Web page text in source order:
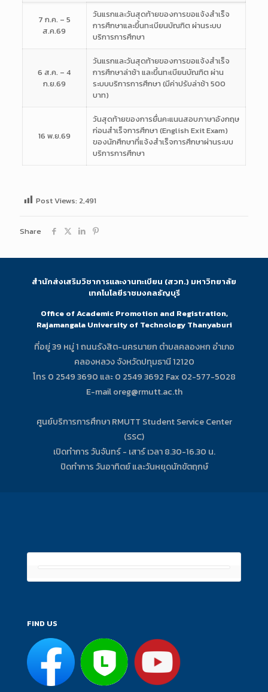
7 ก.ค. – 5
ส.ค.69
วันแรกและวันสุดท้ายของการขอแจ้งสำเร็จ
การศึกษาและขึ้นทะเบียนบัณฑิต ผ่านระบบ
บริการการศึกษา
6 ส.ค. – 4
ก.ย.69
วันแรกและวันสุดท้ายของการขอแจ้งสำเร็จ
การศึกษาล่าช้า และขึ้นทะเบียนบัณฑิต ผ่าน
ระบบบริการการศึกษา (มีค่าปรับล่าช้า 500
บาท)
16 พ.ย.69
วันสุดท้ายของการยื่นคะแนนสอบภาษาอังกฤษ
ก่อนสำเร็จการศึกษา (English Exit Exam)
ของนักศึกษาที่แจ้งสำเร็จการศึกษาผ่านระบบ
บริการการศึกษา
Post Views: 2,491
Share
สำนักส่งเสริมวิชาการและงานทะเบียน (สวท.) มหาวิทยาลัย
เทคโนโลยีราชมงคลธัญบุรี
Office of Academic Promotion and Registration,
Rajamangala University of Technology Thanyaburi
ที่อยู่ 39 หมู่ 1 ถนนรังสิต-นครนายก ตำบลคลองหก อำเภอ
คลองหลวง จังหวัดปทุมธานี 12120
โทร 0 2549 3690 และ 0 2549 3692 Fax 02-577-5028
E-mail oreg@rmutt.ac.th
ศูนย์บริการการศึกษา RMUTT Student Service Center
(SSC)
เปิดทำการ วันจันทร์ - เสาร์ เวลา 8.30-16.30 น.
ปิดทำการ วันอาทิตย์ และวันหยุดนักขัตฤกษ์
FIND US